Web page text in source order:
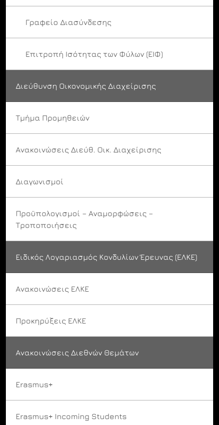
Γραφείο Διασύνδεσης
Επιτροπή Ισότητας των Φύλων (ΕΙΦ)
Διεύθυνση Οικονομικής Διαχείρισης
Τμήμα Προμηθειών
Ανακοινώσεις Διεύθ. Οικ. Διαχείρισης
Διαγωνισμοί
Προϋπολογισμοί – Αναμορφώσεις –
Τροποποιήσεις
Ειδικός Λογαριασμός Κονδυλίων Έρευνας (ΕΛΚΕ)
Ανακοινώσεις ΕΛΚΕ
Προκηρύξεις ΕΛΚΕ
Ανακοινώσεις Διεθνών Θεμάτων
Erasmus+
Erasmus+ Incoming Students